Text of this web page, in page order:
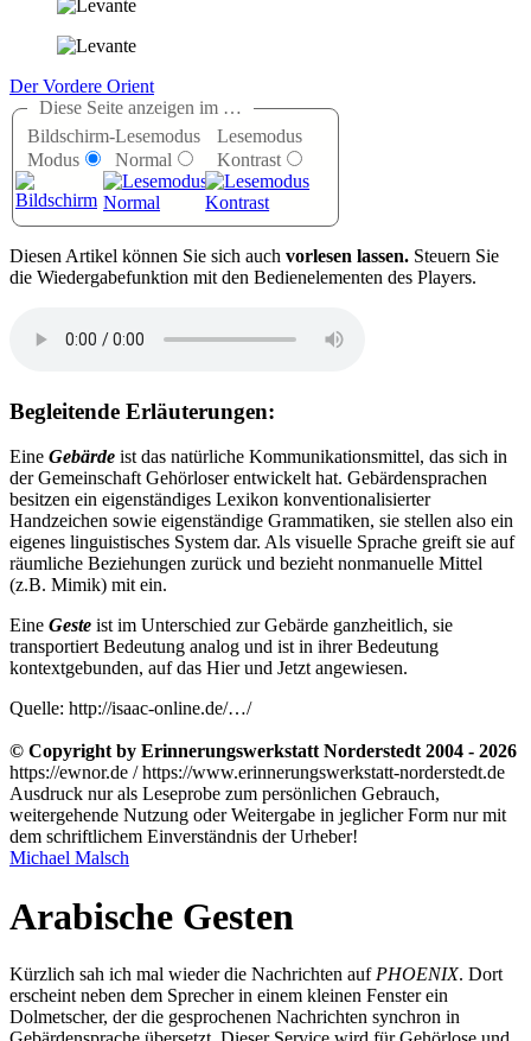
Der Vordere Orient
Diese Seite anzeigen im …
Bildschirm-
Modus
Lesemodus
Normal
Lesemodus
Kontrast
Diesen Artikel können Sie sich auch vorlesen lassen. Steuern Sie
die Wiedergabefunktion mit den Bedienelementen des Players.
Begleitende Erläuterungen:
Eine Gebärde ist das natürliche Kommunikationsmittel, das sich in
der Gemeinschaft Gehörloser entwickelt hat. Gebärdensprachen
besitzen ein eigenständiges Lexikon konventionalisierter
Handzeichen sowie eigenständige Grammatiken, sie stellen also ein
eigenes linguistisches System dar. Als visuelle Sprache greift sie auf
räumliche Beziehungen zurück und bezieht nonmanuelle Mittel
(z.B. Mimik) mit ein.
Eine Geste ist im Unterschied zur Gebärde ganzheitlich, sie
transportiert Bedeutung analog und ist in ihrer Bedeutung
kontextgebunden, auf das Hier und Jetzt angewiesen.
Quelle: http://isaac-online.de/…/
© Copyright by Erinnerungswerkstatt Norderstedt 2004 - 2026
https://ewnor.de / https://www.erinnerungswerkstatt-norderstedt.de
Ausdruck nur als Leseprobe zum persönlichen Gebrauch,
weitergehende Nutzung oder Weitergabe in jeglicher Form nur mit
dem schriftlichem Einverständnis der Urheber!
Michael Malsch
Arabische Gesten
Kürzlich sah ich mal wieder die Nachrichten auf PHOENIX. Dort
erscheint neben dem Sprecher in einem kleinen Fenster ein
Dolmetscher, der die gesprochenen Nachrichten synchron in